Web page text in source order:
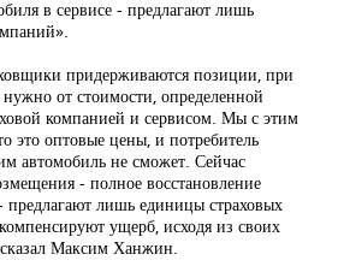
в сервисе - предлагают лишь
придерживаются позиции, при
нужно от стоимости, определенной
компанией и сервисом. Мы с этим
это оптовые цены, и потребитель
автомобиль не сможет. Сейчас
- полное восстановление
предлагают лишь единицы страховых
ущерб, исходя из своих
Максим Ханжин.